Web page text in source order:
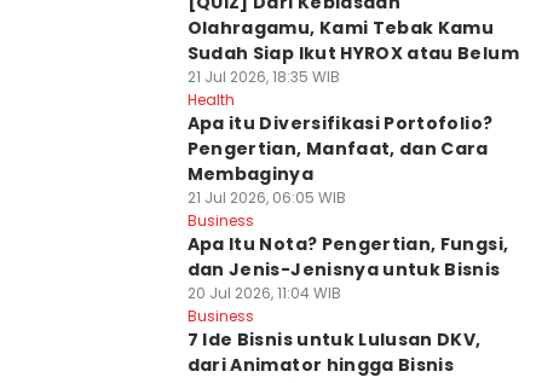
Olahragamu, Kami Tebak Kamu
Sudah Siap Ikut HYROX atau Belum
21 Jul 2026, 18:35 WIB
Health
Apa itu Diversifikasi Portofolio?
Pengertian, Manfaat, dan Cara
Membaginya
21 Jul 2026, 06:05 WIB
Business
Apa Itu Nota? Pengertian, Fungsi,
dan Jenis-Jenisnya untuk Bisnis
20 Jul 2026, 11:04 WIB
Business
7 Ide Bisnis untuk Lulusan DKV,
dari Animator hingga Bisnis